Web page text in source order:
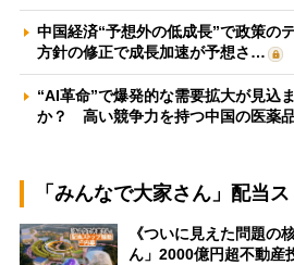
中国経済“予想外の低成長”で政策
方針の修正で成長加速が予想さ…
“AI革命”で爆発的な需要拡大が見込
か？ 高い競争力を持つ中国の医薬
「みんなで大家さん」配当
《ついに見えた問題の
ん」2000億円超不動産